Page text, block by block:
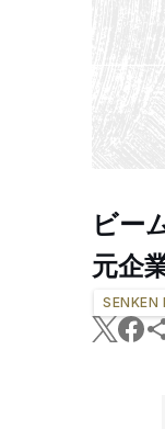
ビー
元企
SENKEN